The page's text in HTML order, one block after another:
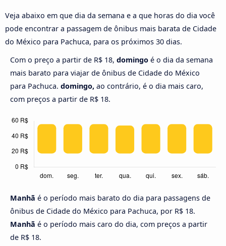
Veja abaixo em que dia da semana e a que horas do dia você
pode encontrar a passagem de ônibus mais barata de Cidade
do México para Pachuca, para os próximos 30 dias.
Com o preço a partir de R$ 18, domingo é o dia da semana
mais barato para viajar de ônibus de Cidade do México
para Pachuca. domingo, ao contrário, é o dia mais caro,
com preços a partir de R$ 18.
Manhã é o período mais barato do dia para passagens de
ônibus de Cidade do México para Pachuca, por R$ 18.
Manhã é o período mais caro do dia, com preços a partir
de R$ 18.